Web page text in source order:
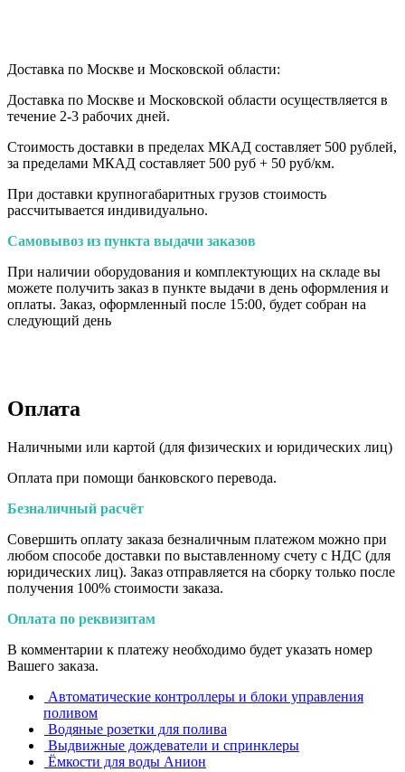
Доставка по Москве и Московской области:
Доставка по Москве и Московской области осуществляется в
течение 2-3 рабочих дней.
Стоимость доставки в пределах МКАД составляет 500 рублей,
за пределами МКАД составляет 500 руб + 50 руб/км.
При доставки крупногабаритных грузов стоимость
рассчитывается индивидуально.
Самовывоз из пункта выдачи заказов
При наличии оборудования и комплектующих на складе вы
можете получить заказ в пункте выдачи в день оформления и
оплаты. Заказ, оформленный после 15:00, будет собран на
следующий день
Оплата
Наличными или картой (для физических и юридических лиц)
Оплата при помощи банковского перевода.
Безналичный расчёт
Совершить оплату заказа безналичным платежом можно при
любом способе доставки по выставленному счету с НДС (для
юридических лиц). Заказ отправляется на сборку только после
получения 100% стоимости заказа.
Оплата по реквизитам
В комментарии к платежу необходимо будет указать номер
Вашего заказа.
Автоматические контроллеры и блоки управления
поливом
Водяные розетки для полива
Выдвижные дождеватели и спринклеры
Ёмкости для воды Анион